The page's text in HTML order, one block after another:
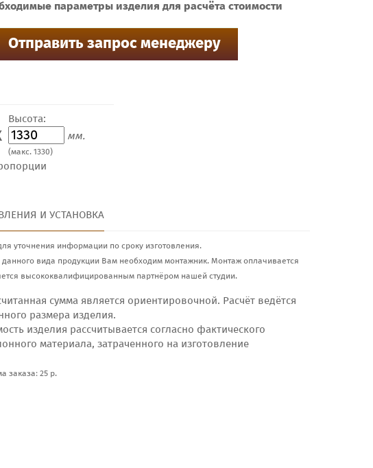
параметры изделия для расчёта стоимости
Высота:
мм.
(макс. 1330)
И УСТАНОВКА
уточнения информации по сроку изготовления.
вида продукции Вам необходим монтажник. Монтаж оплачивается
высококвалифицированным партнёром нашей студии.
сумма является ориентировочной. Расчёт ведётся
размера изделия.
изделия рассчитывается согласно фактического
материала, затраченного на изготовление
заказа: 25 р.